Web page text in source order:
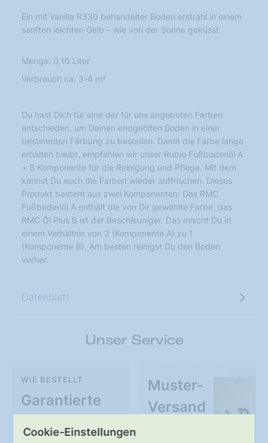
Cookie-Einstellungen
Ein mit Vanilla R330 behandelter Boden erstrahl in einem
sanften leichten Gelb – wie von der Sonne geküsst.
Menge: 0,10 Liter
Verbrauch ca. 3-4 m²
Du hast Dich für eine der für uns angeboten Farben
entschieden, um Deinen endgeölten Boden in einer
bestimmten Färbung zu bestellen. Damit die Farbe lange
erhalten bleibt, empfehlen wir unser Rubio Fußbodenöl A
+ B Komponente für die Reinigung und Pflege. Mit dem
kannst Du auch die Farben wieder auffrischen. Dieses
Produkt besteht aus zwei Komponenten: Das RMC
Fußbodenöl A enthält die von Dir gewählte Farbe, das
RMC Öl Plus B ist der Beschleuniger. Das mischt Du in
einem Verhältnis von 3 (Komponente A) zu 1
(Komponente B). Am besten reinigst Du den Boden
vorher.
Datenblatt
Unser Service
Garantierte
WIE BESTELLT
Muster-
Versand